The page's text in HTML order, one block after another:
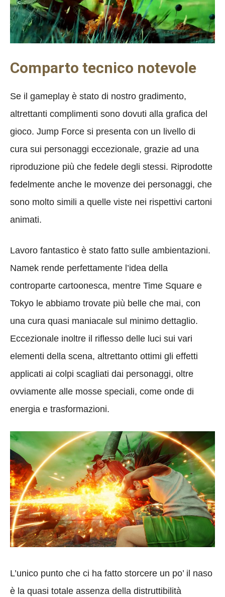
Comparto tecnico notevole
Se il gameplay è stato di nostro gradimento,
altrettanti complimenti sono dovuti alla grafica del
gioco. Jump Force si presenta con un livello di
cura sui personaggi eccezionale, grazie ad una
riproduzione più che fedele degli stessi. Riprodotte
fedelmente anche le movenze dei personaggi, che
sono molto simili a quelle viste nei rispettivi cartoni
animati.
Lavoro fantastico è stato fatto sulle ambientazioni.
Namek rende perfettamente l’idea della
controparte cartoonesca, mentre Time Square e
Tokyo le abbiamo trovate più belle che mai, con
una cura quasi maniacale sul minimo dettaglio.
Eccezionale inoltre il riflesso delle luci sui vari
elementi della scena, altrettanto ottimi gli effetti
applicati ai colpi scagliati dai personaggi, oltre
ovviamente alle mosse speciali, come onde di
energia e trasformazioni.
L’unico punto che ci ha fatto storcere un po’ il naso
è la quasi totale assenza della distruttibilità